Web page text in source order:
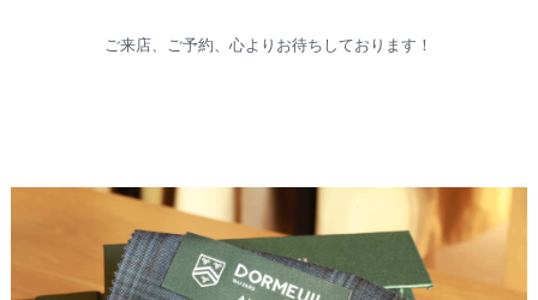
ご来店、ご予約、心よりお待ちしております！